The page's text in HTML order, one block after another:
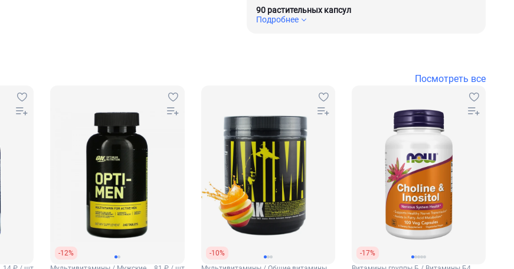
90 растительных капсул
Подробнее
Посмотреть все
-12%
-10%
-17%